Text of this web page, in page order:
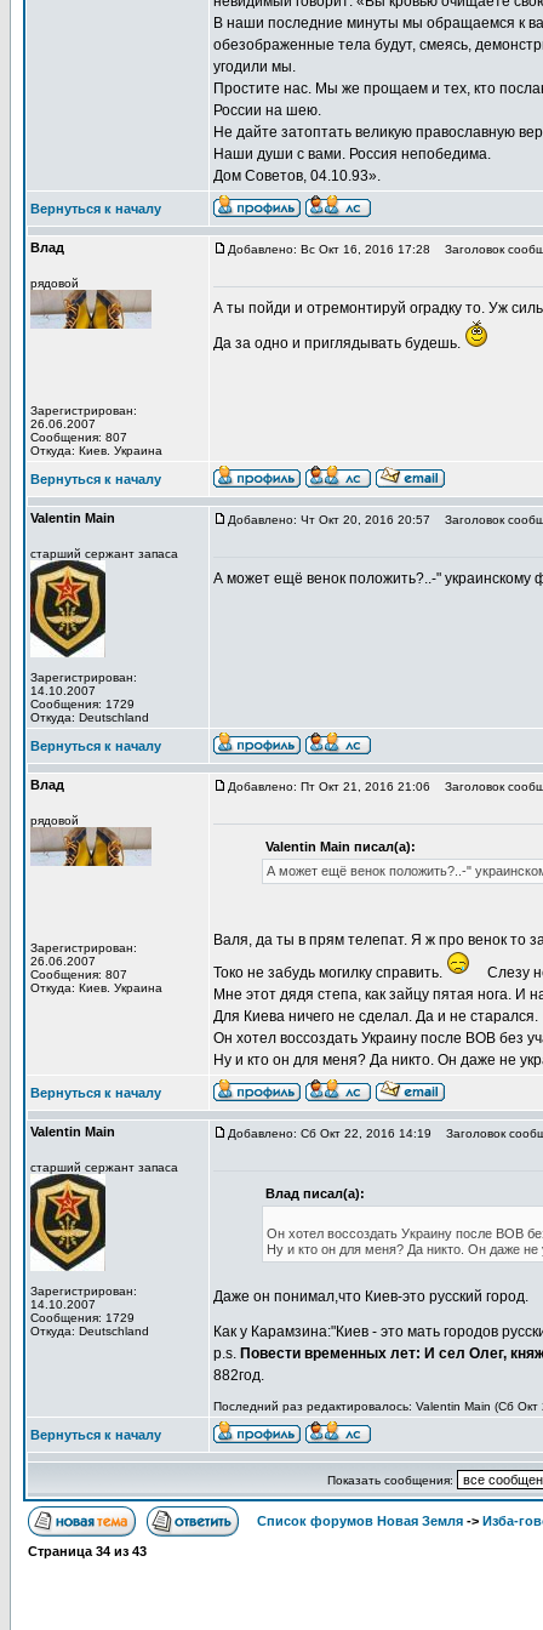
В наши последние минуты мы обращаемся к
обезображенные тела будут, смеясь,
угодили мы.
Простите нас. Мы же прощаем и тех, кто
России на шею.
Не дайте затоптать великую православную
Наши души с вами. Россия непобедима.
Дом Советов, 04.10.93».
Вернуться к началу
Влад
рядовой
Зарегистрирован:
26.06.2007
Сообщения: 807
Откуда: Киев. Украина
Добавлено: Вс Окт 16, 2016 17:28 Заголовок
А ты пойди и отремонтируй оградку то. Уж
Да за одно и приглядывать будешь.
Вернуться к началу
Valentin Main
старший сержант запаса
Зарегистрирован:
14.10.2007
Сообщения: 1729
Откуда: Deutschland
Добавлено: Чт Окт 20, 2016 20:57 Заголовок
А может ещё венок положить?..-" украинскому
Вернуться к началу
Влад
рядовой
Зарегистрирован:
26.06.2007
Сообщения: 807
Откуда: Киев. Украина
Добавлено: Пт Окт 21, 2016 21:06 Заголовок
Valentin Main писал(а):
А может ещё венок положить?..-"
Валя, да ты в прям телепат. Я ж про венок то
Токо не забудь могилку справить.
Слезу
Мне этот дядя степа, как зайцу пятая нога. И
Для Киева ничего не сделал. Да и не старался.
Он хотел воссоздать Украину после ВОВ без
Ну и кто он для меня? Да никто. Он даже не
Вернуться к началу
Valentin Main
старший сержант запаса
Зарегистрирован:
14.10.2007
Сообщения: 1729
Откуда: Deutschland
Добавлено: Сб Окт 22, 2016 14:19 Заголовок
Влад писал(а):
Он хотел воссоздать Украину после ВОВ
Ну и кто он для меня? Да никто. Он даже не
Даже он понимал,что Киев-это русский город.
Как у Кaрамзина:"Киев - это мать городов
p.s. Повести временных лет: И сел Олег,
882год.
Последний раз редактировалось: Valentin Main (Сб
Вернуться к началу
Показать сообщения:
Список форумов Новая Земля -> Изба-
Страница 34 из 43